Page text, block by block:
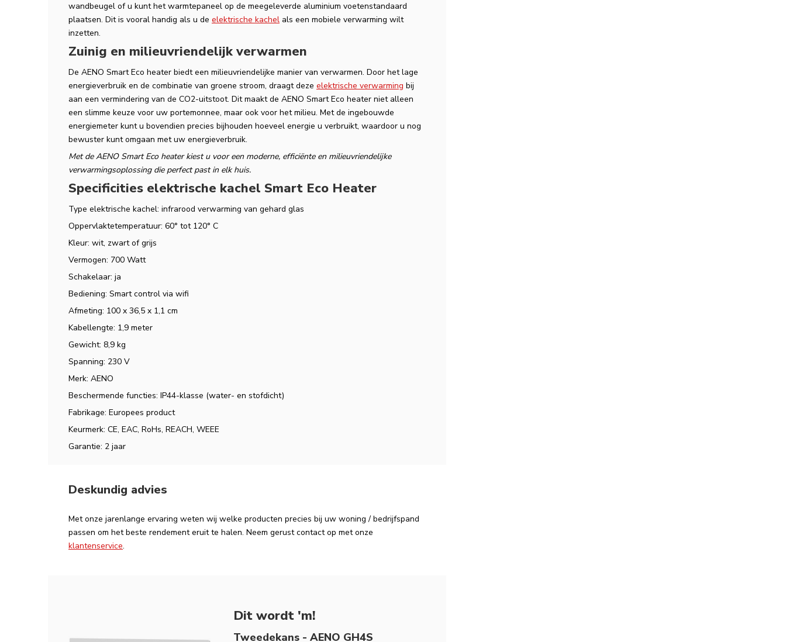
wandbeugel of u kunt het warmtepaneel op de meegeleverde aluminium voetenstandaard
plaatsen. Dit is vooral handig als u de elektrische kachel als een mobiele verwarming wilt
inzetten.
Zuinig en milieuvriendelijk verwarmen
De AENO Smart Eco heater biedt een milieuvriendelijke manier van verwarmen. Door het lage
energieverbruik en de combinatie van groene stroom, draagt deze elektrische verwarming bij
aan een vermindering van de CO2-uitstoot. Dit maakt de AENO Smart Eco heater niet alleen
een slimme keuze voor uw portemonnee, maar ook voor het milieu. Met de ingebouwde
energiemeter kunt u bovendien precies bijhouden hoeveel energie u verbruikt, waardoor u nog
bewuster kunt omgaan met uw energieverbruik.
Met de AENO Smart Eco heater kiest u voor een moderne, efficiënte en milieuvriendelijke
verwarmingsoplossing die perfect past in elk huis.
Specificities elektrische kachel Smart Eco Heater
Type elektrische kachel: infrarood verwarming van gehard glas
Oppervlaktetemperatuur: 60° tot 120° C
Kleur: wit, zwart of grijs
Vermogen: 700 Watt
Schakelaar: ja
Bediening: Smart control via wifi
Afmeting: 100 x 36,5 x 1,1 cm
Kabellengte: 1,9 meter
Gewicht: 8,9 kg
Spanning: 230 V
Merk: AENO
Beschermende functies: IP44-klasse (water- en stofdicht)
Fabrikage: Europees product
Keurmerk: CE, EAC, RoHs, REACH, WEEE
Garantie: 2 jaar
Deskundig advies
Met onze jarenlange ervaring weten wij welke producten precies bij uw woning / bedrijfspand
passen om het beste rendement eruit te halen. Neem gerust contact op met onze
klantenservice.
Dit wordt 'm!
Tweedekans - AENO GH4S